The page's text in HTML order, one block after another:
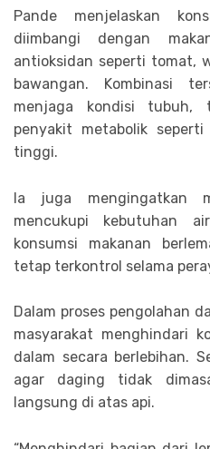
Pande menjelaskan
diimbangi dengan
antioksidan seperti tomat,
bawangan. Kombinasi
menjaga kondisi tubuh,
penyakit metabolik
tinggi.
Ia juga mengingatkan
mencukupi kebutuhan
konsumsi makanan
tetap terkontrol selama
Dalam proses pengolahan
masyarakat menghindari
dalam secara berlebihan.
agar daging tidak
langsung di atas api.